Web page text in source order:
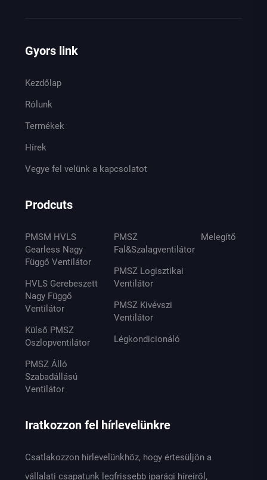
Gyors link
Kezdőlap
Rólunk
Termékek
Hírek
Vegye fel velünk a kapcsolatot
Prodcuts
PMSM HVLS
Gearless Nagy
Függő Ventilátor
HVLS Gerebeszett
Nagy Függő
Ventilátor
Külső PMSZ
Oszlopventilátor
PMSZ Álló
Szabadállású
Ventilátor
PMSZ
Fal&Szalagventilátor
PMSZ Logisztikai
Ventilátor
PMSZ Kivévszi
Ventilátor
Légkondicionáló
Melegítő
Iratkozzon fel hírlevelünkre
Csatlakozzon hírlevelünkhöz, hogy értesüljön a
vállalati csapatunk legfrissebb iparági híreiről,